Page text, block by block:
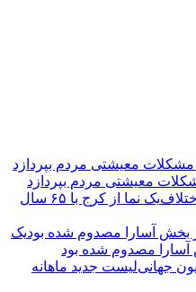
معیشتی مردم بپردازد
یک نما از کرج با ۶۵ سال
یک
آسارا مصدوم شده بود
لیست جدید ماهانه